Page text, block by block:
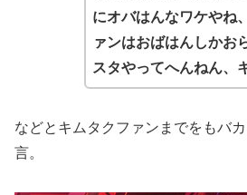
にオバはんなワケやね
ァンはおばはんしかお
スタやってへんねん、
などとキムタクファンまでをもバ
言。